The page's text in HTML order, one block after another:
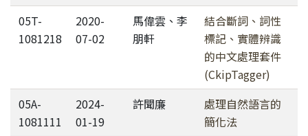
05T-
1081218
2020-
07-02
馬偉雲、李
朋軒
結合斷詞、詞性
標記、實體辨識
的中文處理套件
(CkipTagger)
05A-
1081111
2024-
01-19
許聞廉
處理自然語言的
簡化法